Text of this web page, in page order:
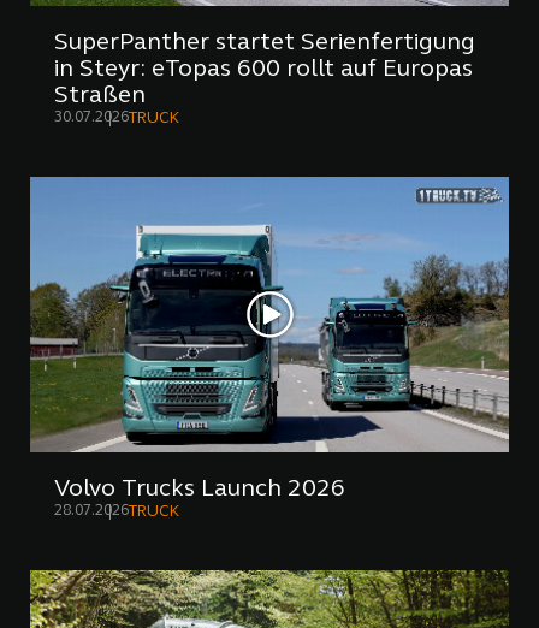
SuperPanther startet Serienfertigung
in Steyr: eTopas 600 rollt auf Europas
Straßen
30.07.2026TRUCK
Volvo Trucks Launch 2026
28.07.2026TRUCK